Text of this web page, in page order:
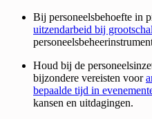
Bij personeelsbehoefte in
uitzendarbeid bij
Houd bij de
bijzondere vereisten voor
bepaalde tijd in
kansen en uitdagingen.